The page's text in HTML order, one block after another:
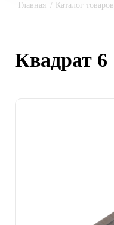
Главная Каталог товаров
Квадрат 6